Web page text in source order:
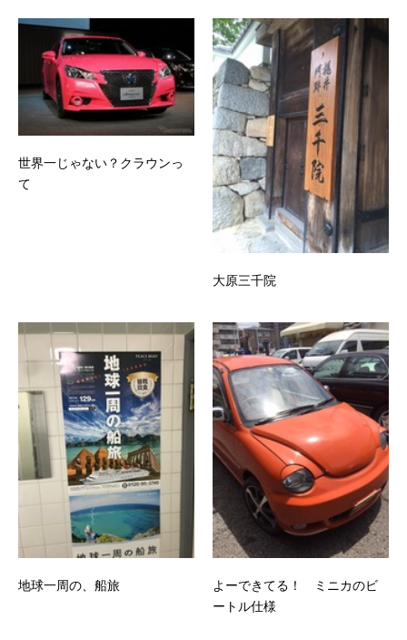
世界一じゃない？クラウンっ
て
大原三千院
地球一周の、船旅
よーできてる！ ミニカのビ
ートル仕様